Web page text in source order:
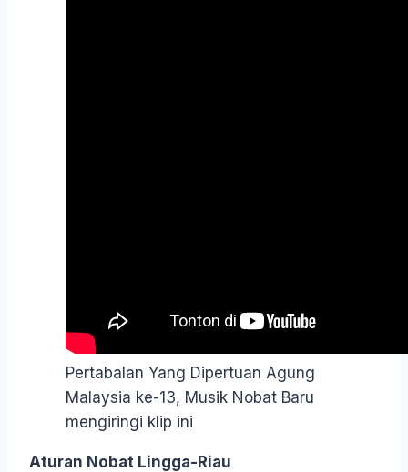
Pertabalan Yang Dipertuan Agung
Malaysia ke-13, Musik Nobat Baru
mengiringi klip ini
Aturan Nobat Lingga-Riau